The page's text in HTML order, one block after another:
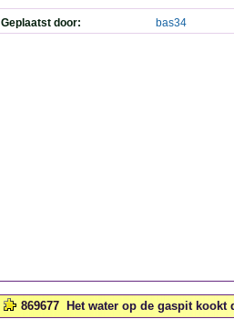
Geplaatst door: bas34
869677 Het water op de gaspit kookt